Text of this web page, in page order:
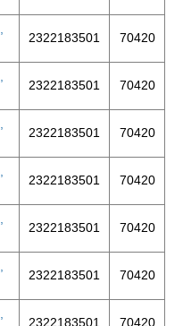
2322183501 70420
2322183501 70420
2322183501 70420
2322183501 70420
2322183501 70420
2322183501 70420
2322183501 70420